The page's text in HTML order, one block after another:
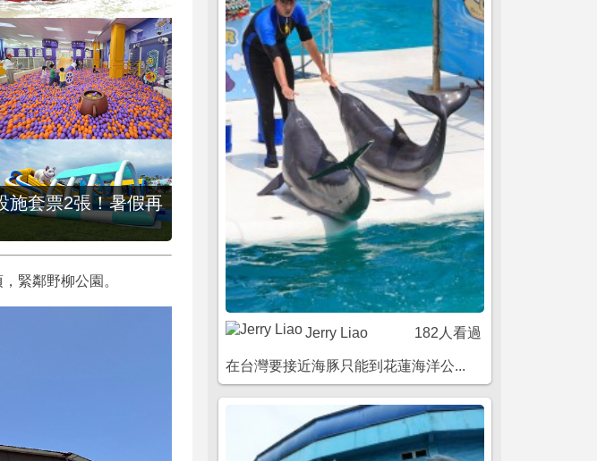
施套票2張！暑假再
緊鄰野柳公園。
Jerry Liao 182人看過
在台灣要接近海豚只能到花蓮海洋公...